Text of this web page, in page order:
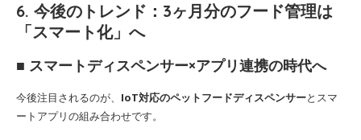
6. 今後のトレンド：3ヶ月分のフード管理は
「スマート化」へ
■ スマートディスペンサー×アプリ連携の時代へ
今後注目されるのが、 IoT対応のペットフードディスペンサーとスマ
ートアプリの組み合わせです。